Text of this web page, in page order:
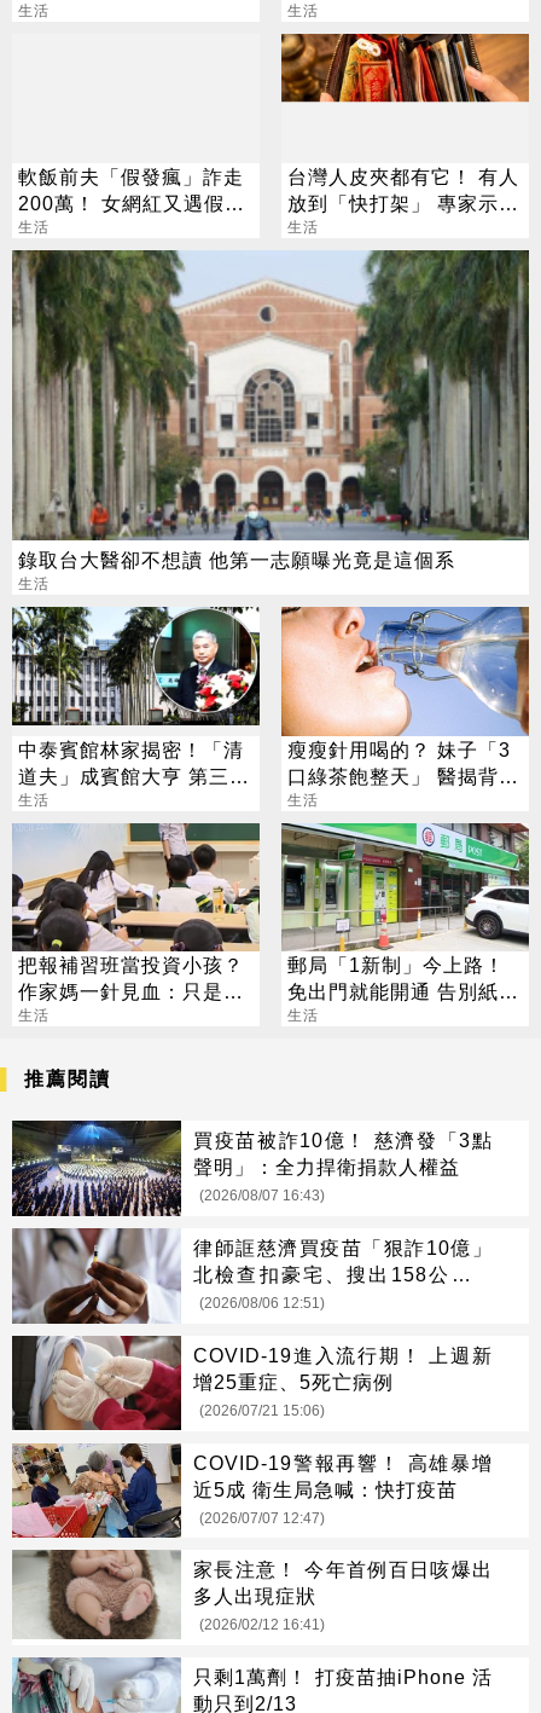
務
生活
這樣才活得像人
生活
軟飯前夫「假發瘋」詐走
200萬！ 女網紅又遇假富
豪 養套殺噴2千萬
生活
台灣人皮夾都有它！ 有人
放到「快打架」 專家示
警：會過期
生活
錄取台大醫卻不想讀 他第一志願曝光竟是這個系
生活
中泰賓館林家揭密！「清
道夫」成賓館大亨 第三代
還建東方文華
生活
瘦瘦針用喝的？ 妹子「3
口綠茶飽整天」 醫揭背後
真相
生活
把報補習班當投資小孩？
作家媽一針見血：只是圖
心安
生活
郵局「1新制」今上路！
免出門就能開通 告別紙本
不用跑臨櫃
生活
推薦閱讀
買疫苗被詐10億！ 慈濟發「3點
聲明」：全力捍衛捐款人權益
(2026/08/07 16:43)
律師誆慈濟買疫苗「狠詐10億」
北檢查扣豪宅、搜出158公斤黃
金
(2026/08/06 12:51)
COVID-19進入流行期！ 上週新
增25重症、5死亡病例
(2026/07/21 15:06)
COVID-19警報再響！ 高雄暴增
近5成 衛生局急喊：快打疫苗
(2026/07/07 12:47)
家長注意！ 今年首例百日咳爆出
多人出現症狀
(2026/02/12 16:41)
只剩1萬劑！ 打疫苗抽iPhone 活
動只到2/13